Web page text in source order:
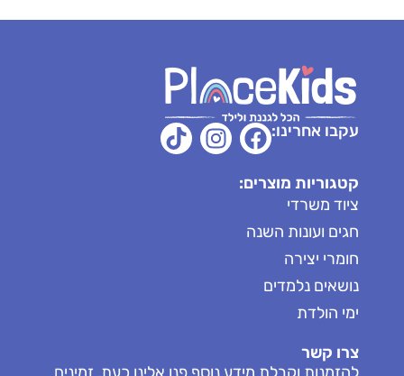
עקבו אחרינו:
קטגוריות מוצרים:
ציוד משרדי
חגים ועונות השנה
חומרי יצירה
נושאים נלמדים
ימי הולדת
צרו קשר